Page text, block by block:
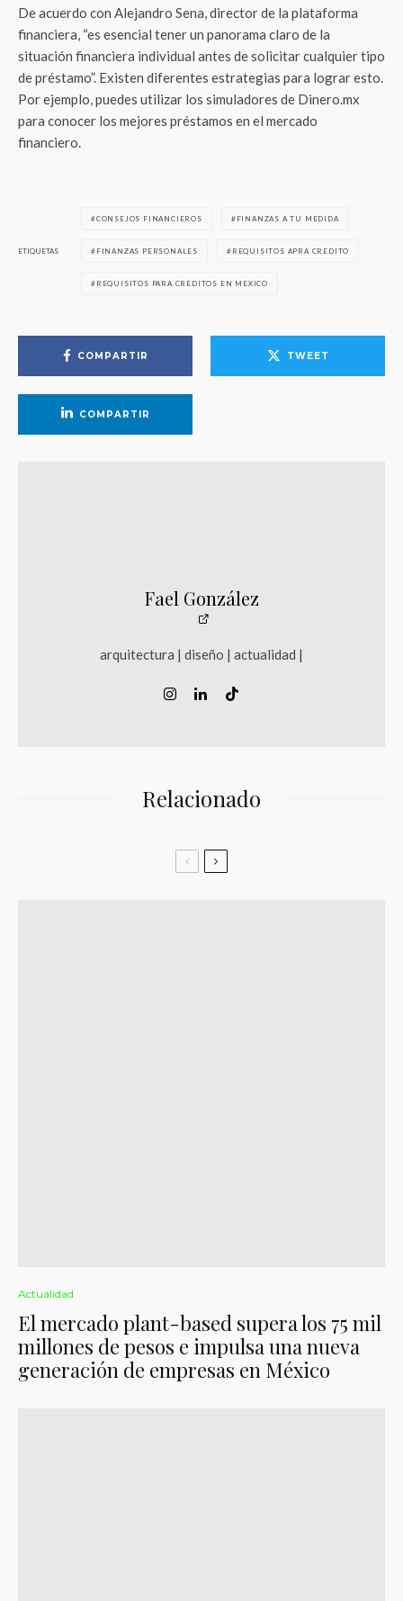
De acuerdo con Alejandro Sena, director de la plataforma
financiera, “es esencial tener un panorama claro de la
situación financiera individual antes de solicitar cualquier tipo
de préstamo”. Existen diferentes estrategias para lograr esto.
Por ejemplo, puedes utilizar los simuladores de Dinero.mx
para conocer los mejores préstamos en el mercado
financiero.
ETIQUETAS
CONSEJOS FINANCIEROS FINANZAS A TU MEDIDA
FINANZAS PERSONALES REQUISITOS APRA CREDITO
REQUISITOS PARA CREDITOS EN MEXICO
COMPARTIR TWEET
COMPARTIR
Fael González
arquitectura | diseño | actualidad |
Relacionado
Actualidad
El mercado plant-based supera los 75 mil
millones de pesos e impulsa una nueva
generación de empresas en México